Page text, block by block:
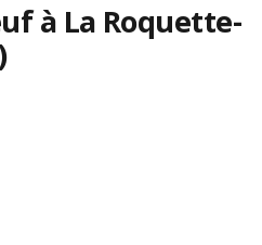
à La Roquette-